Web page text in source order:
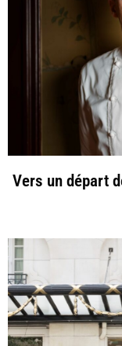
Vers un départ